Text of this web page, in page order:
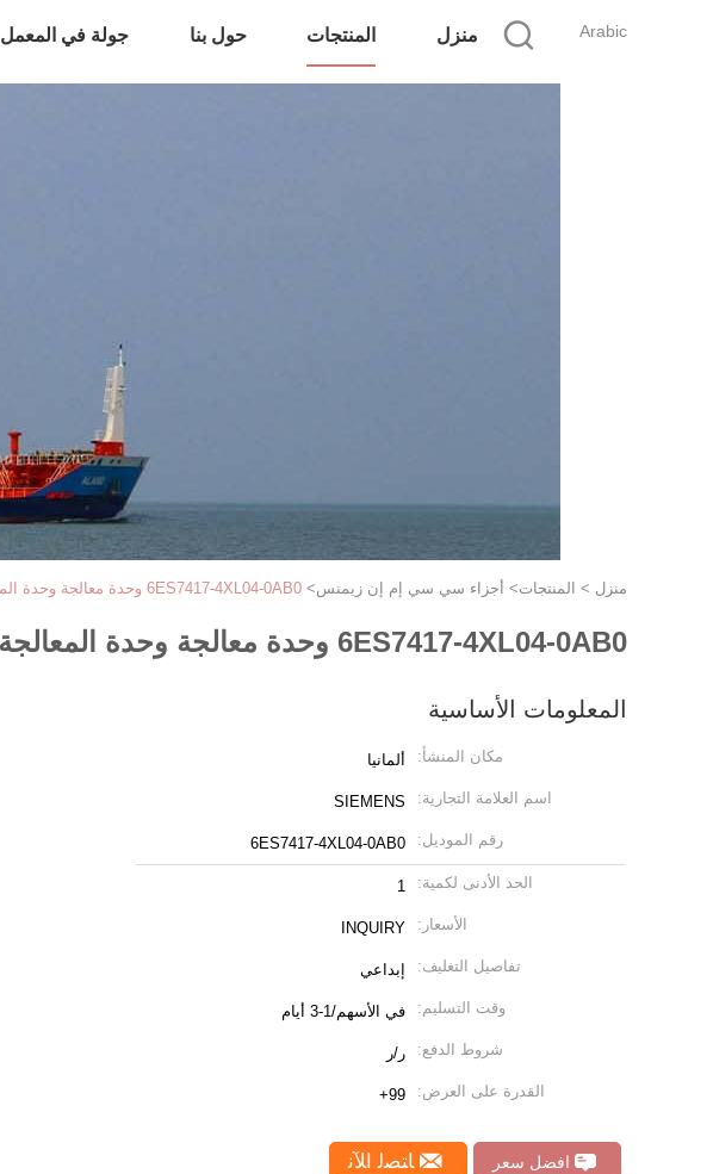
Arabic منزل المنتجات حول بنا جولة في المعمل
منزل > المنتجات> أجزاء سي سي إم إن زيمنس> 6ES7417-4XL04-0AB0 وحدة معالجة وحدة المعالجة المركزية من سيمنز الأصلية
6ES7417-4XL04-0AB0 وحدة معالجة وحدة المعالجة المركزية من سيمنز الأصلية
المعلومات الأساسية
مكان المنشأ: ألمانيا
اسم العلامة التجارية: SIEMENS
رقم الموديل: 6ES7417-4XL04-0AB0
الحد الأدنى لكمية: 1
الأسعار: INQUIRY
تفاصيل التغليف: إبداعي
وقت التسليم: في الأسهم/1-3 أيام
شروط الدفع: ر/ر
القدرة على العرض: 99+
افضل سعر ﺎﺘﺼﻟ ﺍﻶﻧ